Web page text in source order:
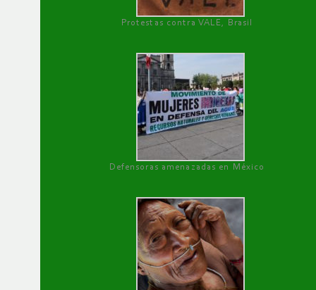
Protestas contra VALE, Brasil
Defensoras amenazadas en México